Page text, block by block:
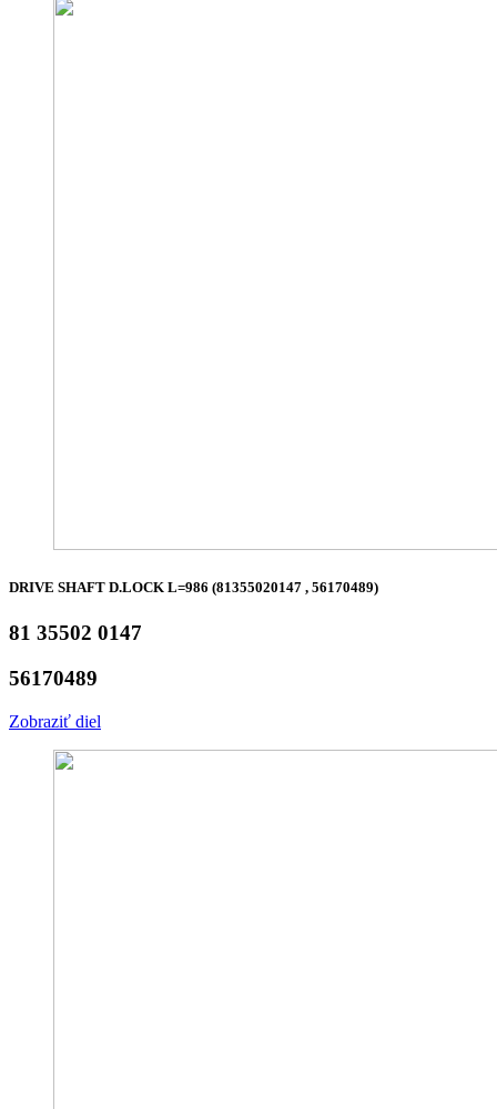
DRIVE SHAFT D.LOCK L=986 (81355020147 , 56170489)
81 35502 0147
56170489
Zobraziť diel